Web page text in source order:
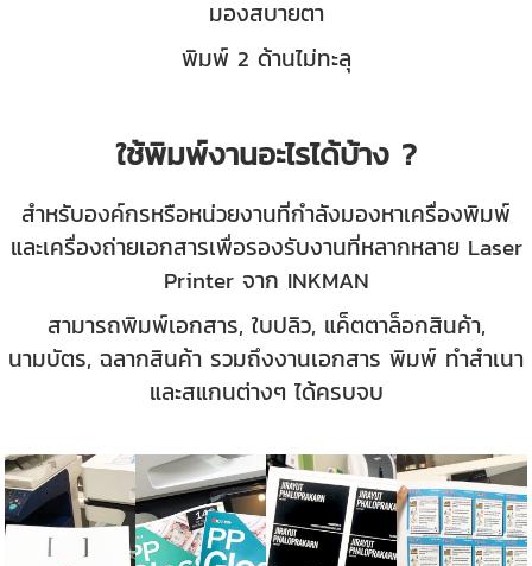
มองสบายตา
พิมพ์ 2 ด้านไม่ทะลุ
ใช้พิมพ์งานอะไรได้บ้าง ?
สำหรับองค์กรหรือหน่วยงานที่กำลังมองหาเครื่องพิมพ์
และเครื่องถ่ายเอกสารเพื่อรองรับงานที่หลากหลาย Laser
Printer จาก INKMAN
สามารถพิมพ์เอกสาร, ใบปลิว, แค็ตตาล็อกสินค้า,
นามบัตร, ฉลากสินค้า รวมถึงงานเอกสาร พิมพ์ ทำสำเนา
และสแกนต่างๆ ได้ครบจบ